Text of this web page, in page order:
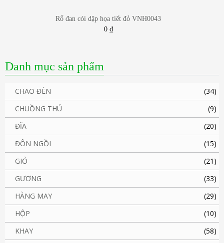
Rổ đan cói dập họa tiết đỏ VNH0043
0 ₫
Danh mục sản phẩm
CHAO ĐÈN
(34)
CHUỒNG THÚ
(9)
ĐĨA
(20)
ĐÔN NGỒI
(15)
GIỎ
(21)
GƯƠNG
(33)
HÀNG MAY
(29)
HỘP
(10)
KHAY
(58)